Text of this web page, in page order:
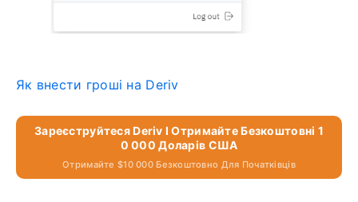
Як внести гроші на Deriv
Зареєструйтеся Deriv І Отримайте Безкоштовні 1
0 000 Доларів США
Отримайте $10 000 Безкоштовно Для Початківців